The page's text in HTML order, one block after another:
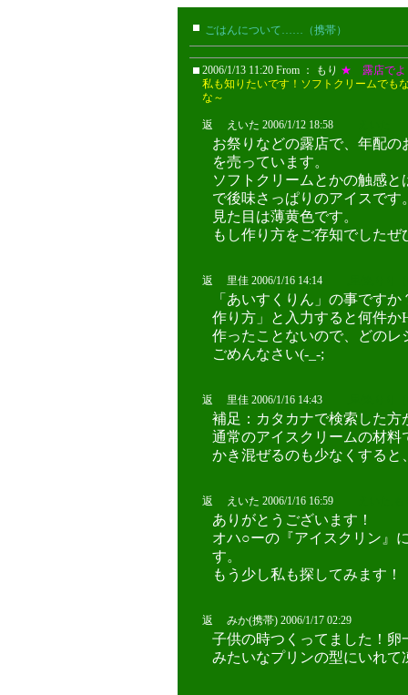
ごはんについて……（携帯）
2006/1/13 11:20 From ： もり ★ 露店でよ
私も知りたいです！ソフトクリームでも
な～
返 えいた 2006/1/12 18:58
お祭りなどの露店で、年配
を売っています。
ソフトクリームとかの触感
で後味さっぱりのアイスです
見た目は薄黄色です。
もし作り方をご存知でした
返 里佳 2006/1/16 14:14
「あいすくりん」の事です
作り方」と入力すると何件か
作ったことないので、どの
ごめんなさい(-_-;
返 里佳 2006/1/16 14:43
補足：カタカナで検索した方
通常のアイスクリームの材料
かき混ぜるのも少なくする
返 えいた 2006/1/16 16:59
ありがとうございます！
オハ○ーの『アイスクリン』
す。
もう少し私も探してみます！
返 みか(携帯) 2006/1/17 02:29
子供の時つくってました！
みたいなプリンの型にいれ